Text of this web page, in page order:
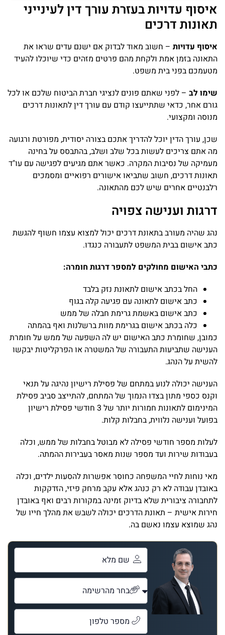
איסוף עדויות בעזרת עורך דין לעינייני
תאונות דרכים
איסוף עדויות – חשוב מאוד לבדוק אם ישנם עדים שראו את
התאונה בזמן אמת ולקחת מהם פרטים מזהים כדי שיוכלו להעיד
מטעמכם בפני בית משפט.
שימו לב – לפני שאתם פונים לנציגי חברת הביטוח שלכם או לכל
גורם אחר, כדאי שתתייעצו קודם עם עורך דין לתאונות דרכים
מנוסה ומקצועי.
שכן, עורך הדין יוכל להדריך אתכם בצורה יסודית, מפורטת ורגועה
מה אתם צריכים לעשות בכל שלב ושלב, בהתבסס על בחינה
מעמיקה של נסיבות המקרה. כאשר אתם מגיעים לפגישה עם עו"ד
תאונות דרכים, חשוב שתביאו אישורים רפואיים ומסמכים
רלבנטיים אחרים שיש לכם מהתאונה.
דרגות וענישה צפויה
נהג שהיה מעורב בתאונת דרכים יכול למצוא עצמו חשוף להגשת
כתב אישום בבית המשפט לתעבורה כנגדו.
כתבי האישום מחולקים למספר דרגות חומרה:
החל בכתב אישום לתאונת נזק בלבד
כתב אישום לתאונה עם פגיעה קלה בגוף
כתב אישום באשמת גרימת חבלה של ממש
כלה בכתב אישום בגרימת מוות ברשלנות ואף בהמתה
כמובן, שחומרת כתב האישום יש לה השפעה של ממש על חומרת
הענישה שתביעות התעבורה של המשטרה או הפרקליטות יבקשו
להשית על הנהג.
הענישה יכולה לנוע במתחם של פסילת רישיון נהיגה על תנאי
וקנס כספי מתון בצדו הנמוך של המתחם, להתייצב סביב פסילת
המינימום לתאונות חמורות יותר של 3 חודשי פסילת רישיון
בפועל וענישה נלווית, בחבלות קלות.
לעלות מספר חודשי פסילה לא מבוטל בחבלות של ממש, וכלה
בעבודות שירות ועד מספר שנות מאסר בעבירות ההמתה.
מאי נוחות לחיי המשפחה כחוסר אפשרות להסעות ילדים, וכלה
באובדן עבודה לא רק כנהג אלא עקב מרחק פיזי, הזדקקות
לתחבורה ציבורית שלא בדיוק זמינה במקורות רבים ואף באובדן
חירות אישית – תאונת הדרכים יכולה לשבש את מהלך חייו של
נהג שמוצא עצמו נאשם בה.